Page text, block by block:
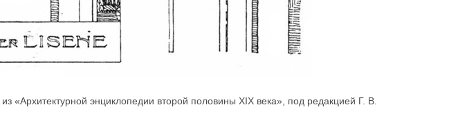
из «Архитектурной энциклопедии второй половины XIX века», под редакцией Г. В.